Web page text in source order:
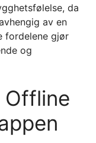
da
av en
fordelene gjør
og
Offline